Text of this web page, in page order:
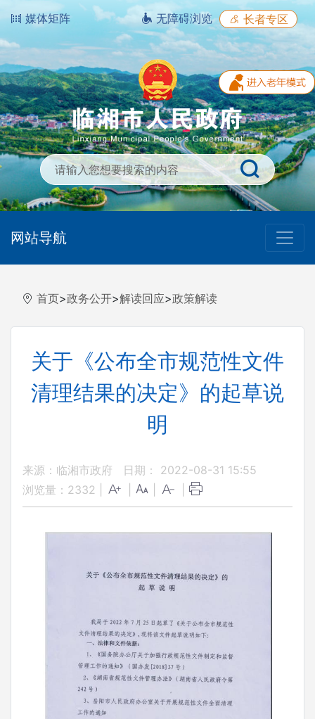
媒体矩阵 无障碍浏览 长者专区
网站导航
首页>政务公开>解读回应>政策解读
关于《公布全市规范性文件
清理结果的决定》的起草说
明
来源：临湘市政府
日期： 2022-08-31 15:55
浏览量： 2332